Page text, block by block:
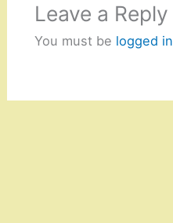
Leave a Reply
You must be logged in